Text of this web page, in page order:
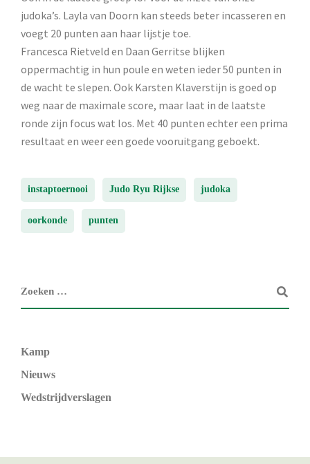
judoka’s. Layla van Doorn kan steeds beter incasseren en
voegt 20 punten aan haar lijstje toe.
Francesca Rietveld en Daan Gerritse blijken
oppermachtig in hun poule en weten ieder 50 punten in
de wacht te slepen. Ook Karsten Klaverstijn is goed op
weg naar de maximale score, maar laat in de laatste
ronde zijn focus wat los. Met 40 punten echter een prima
resultaat en weer een goede vooruitgang geboekt.
instaptoernooi Judo Ryu Rijkse judoka
oorkonde punten
Kamp
Nieuws
Wedstrijdverslagen